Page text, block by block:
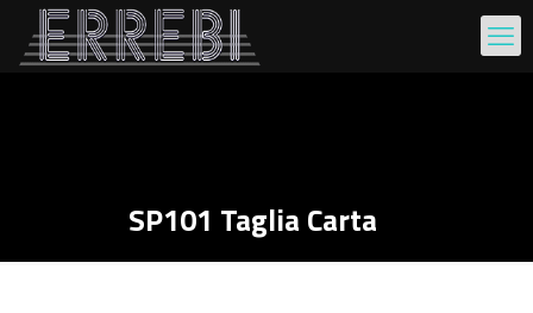
SP101 Taglia Carta